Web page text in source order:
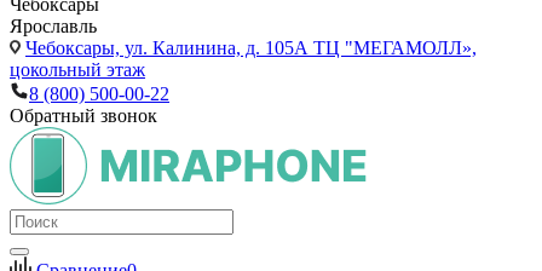
Чебоксары
Ярославль
Чебоксары, ул. Калинина, д. 105А ТЦ "МЕГАМОЛЛ»,
цокольный этаж
8 (800) 500-00-22
Обратный звонок